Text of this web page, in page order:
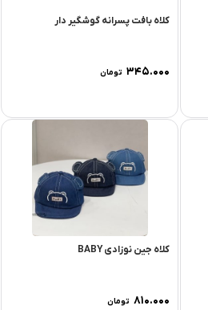
کلاه بافت پسرانه گوشگیر دار
۳۴۵.۰۰۰ تومان
کلاه جین نوزادی BABY
۸۱۰.۰۰۰ تومان